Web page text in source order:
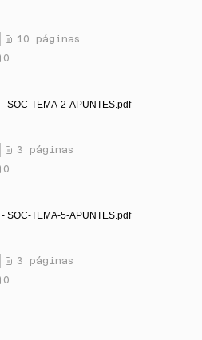
10 páginas
0
- SOC-TEMA-2-APUNTES.pdf
3 páginas
0
- SOC-TEMA-5-APUNTES.pdf
3 páginas
0